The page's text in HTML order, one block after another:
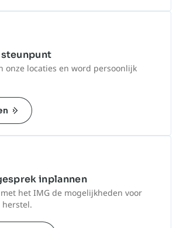
steunpunt
onze locaties en word persoonlijk
inplannen
het IMG de mogelijkheden voor